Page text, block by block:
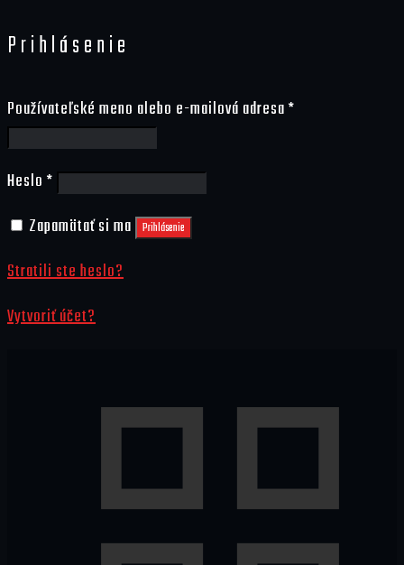
Prihlásenie
Používateľské meno alebo e-mailová adresa*
Heslo *
Zapamätať si ma
Prihlásenie
Stratili ste heslo?
Vytvoriť účet?